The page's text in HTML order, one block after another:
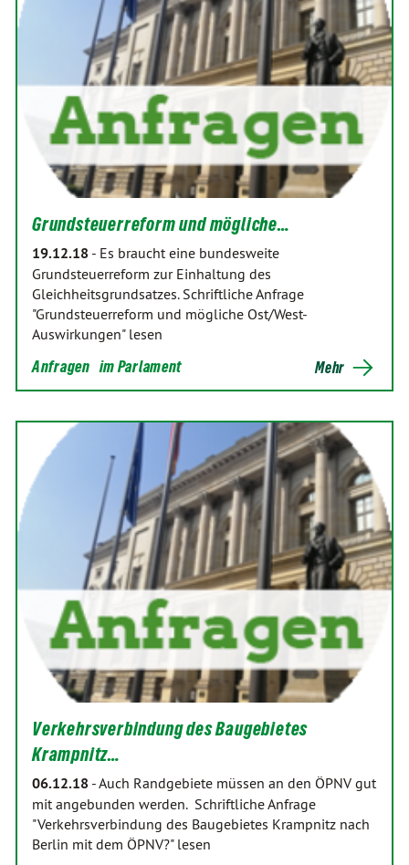
Grundsteuerreform und mögliche…
19.12.18 - Es braucht eine bundesweite
Grundsteuerreform zur Einhaltung des
Gleichheitsgrundsatzes. Schriftliche Anfrage
"Grundsteuerreform und mögliche Ost/West-
Auswirkungen" lesen
Anfragen im Parlament Mehr
Verkehrsverbindung des Baugebietes
Krampnitz…
06.12.18 -Auch Randgebiete müssen an den ÖPNV gut
mit angebunden werden. Schriftliche Anfrage
"Verkehrsverbindung des Baugebietes Krampnitz nach
Berlin mit dem ÖPNV?" lesen